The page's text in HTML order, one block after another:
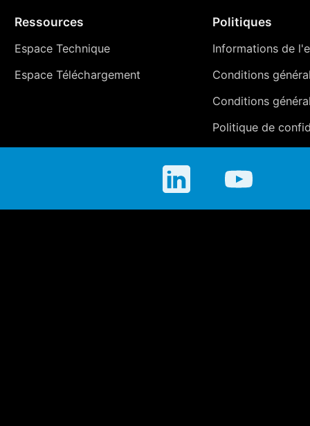
Ressources
Espace Technique
Espace Téléchargement
Politiques
Informations de
Conditions
Conditions
Politique de